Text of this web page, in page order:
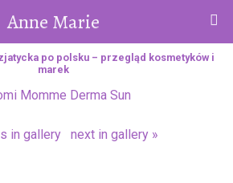
Anne Marie
po polsku – przegląd kosmetyków i
marek
in gallery next in gallery »